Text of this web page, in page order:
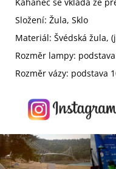
Složení: Žula, Sklo
Materiál: Švédská žula,
Rozměr lampy:
Rozměr vázy: podstava